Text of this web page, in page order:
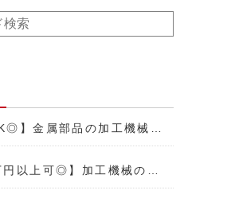
】金属部品の加工機械…
円以上可◎】加工機械の…